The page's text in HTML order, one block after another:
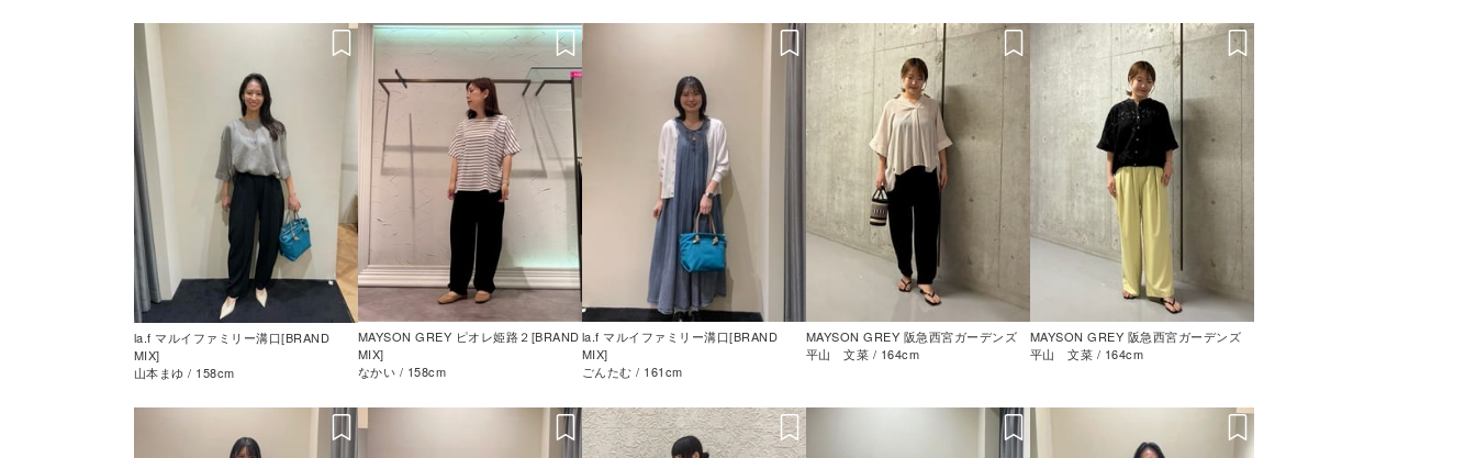
la.f マルイファミリー溝口[BRAND
MIX]
山本まゆ / 158cm
MAYSON GREY ピオレ姫路２[BRAND
MIX]
なかい / 158cm
la.f マルイファミリー溝口[BRAND
MIX]
ごんたむ / 161cm
MAYSON GREY 阪急西宮ガーデンズ
平山 文菜 / 164cm
MAYSON GREY 阪急西宮ガーデンズ
平山 文菜 / 164cm